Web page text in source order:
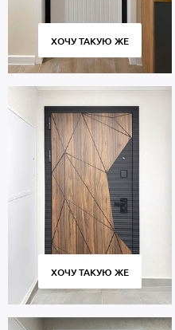
ХОЧУ ТАКУЮ ЖЕ
ХОЧУ ТАКУЮ ЖЕ